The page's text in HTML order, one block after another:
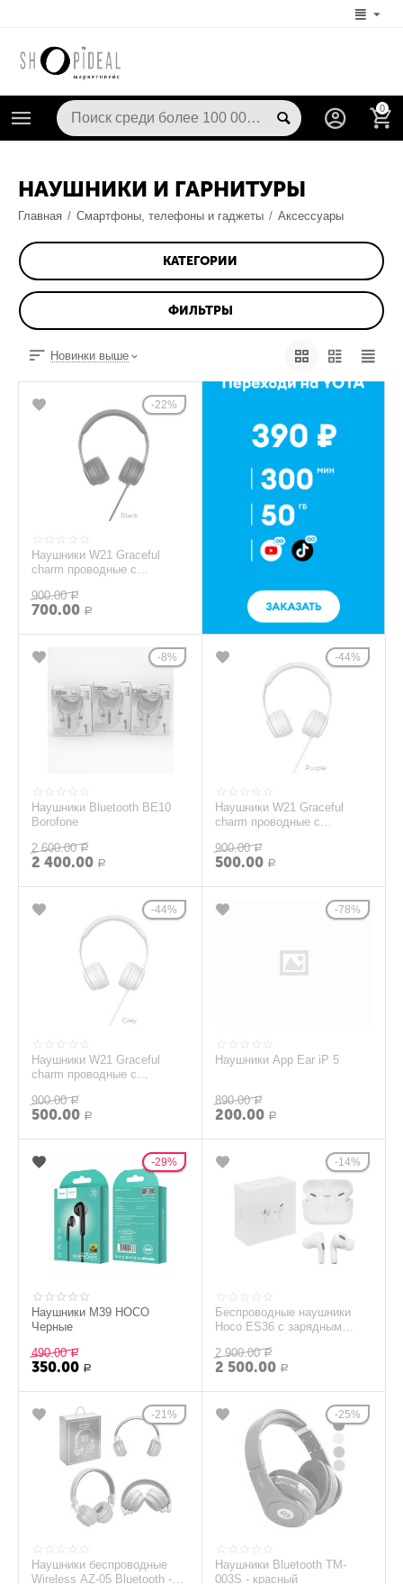
0
НАУШНИКИ И ГАРНИТУРЫ
Главная / Смартфоны, телефоны и гаджеты / Аксессуары
КАТЕГОРИИ
ФИЛЬТРЫ
Новинки выше
22%
Наушники W21 Graceful
charm проводные с
900.00 Р
700.00 Р
8%
Наушники Bluetooth BE10
Borofone
2 600.00 Р
2 400.00 Р
44%
Наушники W21 Graceful
charm проводные с
900.00 Р
500.00 Р
44%
Наушники W21 Graceful
charm проводные с
900.00 Р
500.00 Р
78%
Наушники App Ear iP 5
890.00 Р
200.00 Р
29%
Наушники M39 HOCO
Черные
490.00 Р
350.00 Р
14%
Беспроводные наушники
Hoco ES36 с зарядным
2 900.00 Р
2 500.00 Р
21%
Наушники беспроводные
Wireless AZ-05 Bluetooth -
25%
Наушники Bluetooth TM-
003S - красный